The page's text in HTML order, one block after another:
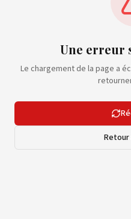
Une erreur
Le chargement de la page a
Retour